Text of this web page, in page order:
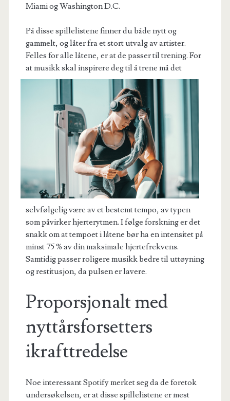
Miami og Washington D.C.
På disse spillelistene finner du både nytt og
gammelt, og låter fra et stort utvalg av artister.
Felles for alle låtene, er at de passer til trening. For
at musikk skal inspirere deg til å trene må det
selvfølgelig være av et bestemt tempo, av typen
som påvirker hjerterytmen. I følge forskning er det
snakk om at tempoet i låtene bør ha en intensitet på
minst 75 % av din maksimale hjertefrekvens.
Samtidig passer roligere musikk bedre til uttøyning
og restitusjon, da pulsen er lavere.
Proporsjonalt med
nyttårsforsetters
ikrafttredelse
Noe interessant Spotify merket seg da de foretok
undersøkelsen, er at disse spillelistene er mest